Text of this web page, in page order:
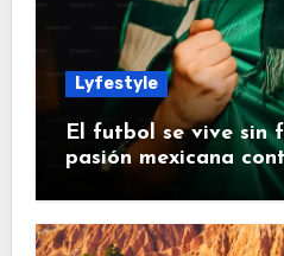
Lyfestyle
El futbol se vive sin
pasión mexicana